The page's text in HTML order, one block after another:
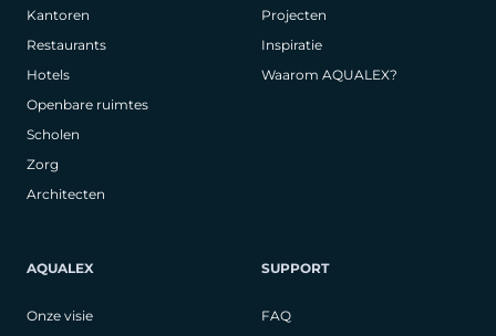
Kantoren
Restaurants
Hotels
Openbare ruimtes
Scholen
Zorg
Architecten
Projecten
Inspiratie
Waarom AQUALEX?
AQUALEX
Onze visie
SUPPORT
FAQ